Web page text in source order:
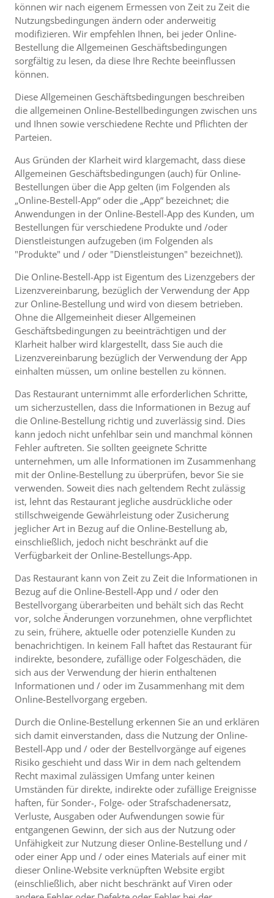
können wir nach eigenem Ermessen von Zeit zu Zeit die
Nutzungsbedingungen ändern oder anderweitig
modifizieren. Wir empfehlen Ihnen, bei jeder Online-
Bestellung die Allgemeinen Geschäftsbedingungen
sorgfältig zu lesen, da diese Ihre Rechte beeinflussen
können.
Diese Allgemeinen Geschäftsbedingungen beschreiben
die allgemeinen Online-Bestellbedingungen zwischen uns
und Ihnen sowie verschiedene Rechte und Pflichten der
Parteien.
Aus Gründen der Klarheit wird klargemacht, dass diese
Allgemeinen Geschäftsbedingungen (auch) für Online-
Bestellungen über die App gelten (im Folgenden als
„Online-Bestell-App“ oder die „App“ bezeichnet; die
Anwendungen in der Online-Bestell-App des Kunden, um
Bestellungen für verschiedene Produkte und /oder
Dienstleistungen aufzugeben (im Folgenden als
"Produkte" und / oder "Dienstleistungen" bezeichnet)).
Die Online-Bestell-App ist Eigentum des Lizenzgebers der
Lizenzvereinbarung, bezüglich der Verwendung der App
zur Online-Bestellung und wird von diesem betrieben.
Ohne die Allgemeinheit dieser Allgemeinen
Geschäftsbedingungen zu beeinträchtigen und der
Klarheit halber wird klargestellt, dass Sie auch die
Lizenzvereinbarung bezüglich der Verwendung der App
einhalten müssen, um online bestellen zu können.
Das Restaurant unternimmt alle erforderlichen Schritte,
um sicherzustellen, dass die Informationen in Bezug auf
die Online-Bestellung richtig und zuverlässig sind. Dies
kann jedoch nicht unfehlbar sein und manchmal können
Fehler auftreten. Sie sollten geeignete Schritte
unternehmen, um alle Informationen im Zusammenhang
mit der Online-Bestellung zu überprüfen, bevor Sie sie
verwenden. Soweit dies nach geltendem Recht zulässig
ist, lehnt das Restaurant jegliche ausdrückliche oder
stillschweigende Gewährleistung oder Zusicherung
jeglicher Art in Bezug auf die Online-Bestellung ab,
einschließlich, jedoch nicht beschränkt auf die
Verfügbarkeit der Online-Bestellungs-App.
Das Restaurant kann von Zeit zu Zeit die Informationen in
Bezug auf die Online-Bestell-App und / oder den
Bestellvorgang überarbeiten und behält sich das Recht
vor, solche Änderungen vorzunehmen, ohne verpflichtet
zu sein, frühere, aktuelle oder potenzielle Kunden zu
benachrichtigen. In keinem Fall haftet das Restaurant für
indirekte, besondere, zufällige oder Folgeschäden, die
sich aus der Verwendung der hierin enthaltenen
Informationen und / oder im Zusammenhang mit dem
Online-Bestellvorgang ergeben.
Durch die Online-Bestellung erkennen Sie an und erklären
sich damit einverstanden, dass die Nutzung der Online-
Bestell-App und / oder der Bestellvorgänge auf eigenes
Risiko geschieht und dass Wir in dem nach geltendem
Recht maximal zulässigen Umfang unter keinen
Umständen für direkte, indirekte oder zufällige Ereignisse
haften, für Sonder-, Folge- oder Strafschadenersatz,
Verluste, Ausgaben oder Aufwendungen sowie für
entgangenen Gewinn, der sich aus der Nutzung oder
Unfähigkeit zur Nutzung dieser Online-Bestellung und /
oder einer App und / oder eines Materials auf einer mit
dieser Online-Website verknüpften Website ergibt
(einschließlich, aber nicht beschränkt auf Viren oder